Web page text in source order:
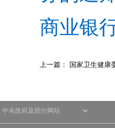
商业银
上一篇： 国家卫生健康